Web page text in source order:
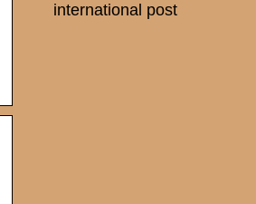
international post